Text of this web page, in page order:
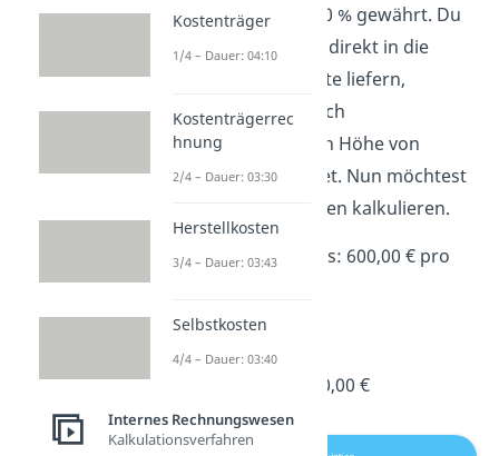
Treuerabatt von 10 % gewährt. Du
lässt die Backöfen direkt in die
einzelnen Standorte liefern,
weswegen dir Busch
Transportkosten in Höhe von
200,00 € verrechnet. Nun möchtest
du die Bezugskosten kalkulieren.
Listeneinkaufspreis: 600,00 € pro
Treuerabatt: 10 %
Skonto: 2 %
Bezugskosten: 200,00 €
Kostenträger
1/4 – Dauer: 04:10
Kostenträgerrec
hnung
2/4 – Dauer: 03:30
Herstellkosten
3/4 – Dauer: 03:43
Selbstkosten
4/4 – Dauer: 03:40
Internes Rechnungswesen
Kalkulationsverfahren